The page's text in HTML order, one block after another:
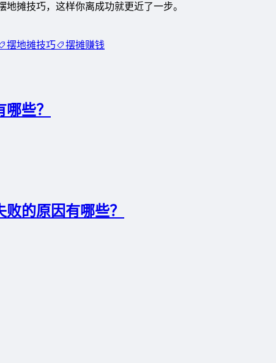
摊技巧，这样你离成功就更近了一步。
摆地摊技巧 摆摊赚钱
些？
的原因有哪些？